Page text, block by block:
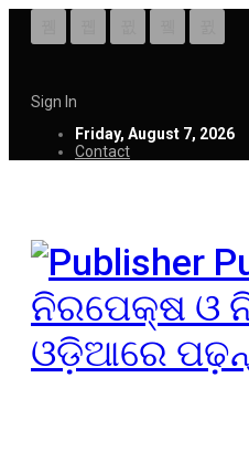
Sign In
Friday, August 7, 2026
Contact
ନିରପେକ୍ଷ ଓ
ଓଡ଼ିଆରେ